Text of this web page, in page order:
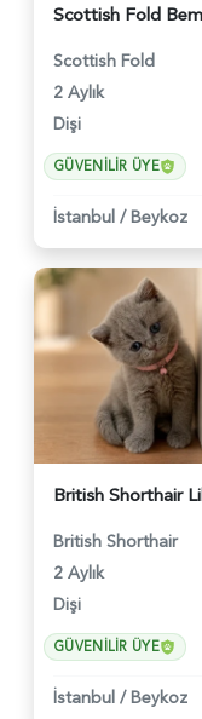
Scottish Fold
2 Aylık
Dişi
GÜVENILIR ÜYE
İstanbul / Beykoz
British Shorthair
2 Aylık
Dişi
GÜVENILIR ÜYE
İstanbul / Beykoz